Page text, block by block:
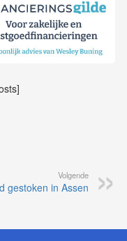
Volgende
gestoken in Assen